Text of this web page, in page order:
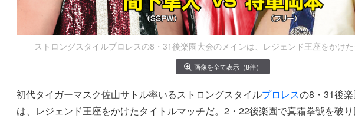
ストロングスタイルプロレスの8・31後楽園大会のメインは、レジェンド王座をかけ
画像を全て表示（8件）
初代タイガーマスク佐山サトル率いるストロングスタイルプロレスの8・31後
は、レジェンド王座をかけたタイトルマッチだ。2・22後楽園で真霜拳號を破